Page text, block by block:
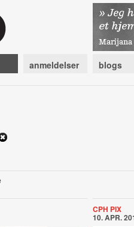
anmeldelser blogs
CPH PIX
10. APR.